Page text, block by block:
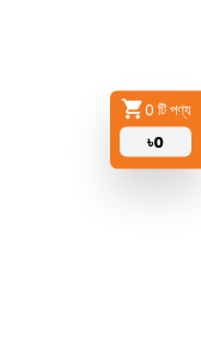
0 টি পণ্য
৳0